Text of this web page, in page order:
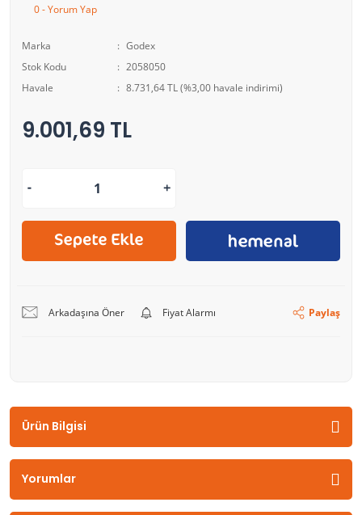
0 - Yorum Yap
Marka
Godex
Stok Kodu
2058050
Havale
8.731,64 TL (%3,00 havale indirimi)
9.001,69 TL
Arkadaşına Öner Fiyat Alarmı Paylaş
Ürün Bilgisi
Yorumlar